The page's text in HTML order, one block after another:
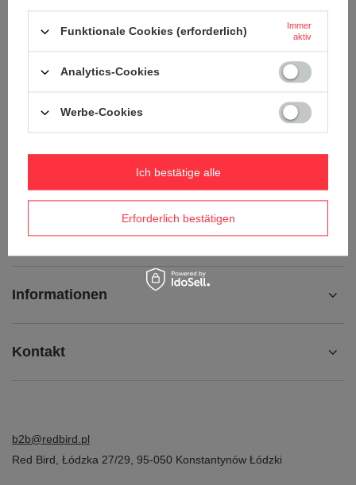
BESTELLUNGEN
Tracking der Bestellung
Ich möchte die Ware umtauschen
Konto
Informationen
Kontakt
b2b@redbird.pl
Red Bird Łódzka 27/29 95-050 Konstantynów Łódzki
Funktionale Cookies (erforderlich)
Immer
aktiv
Analytics-Cookies
Werbe-Cookies
Erforderlich bestätigen
Ich bestätige alle